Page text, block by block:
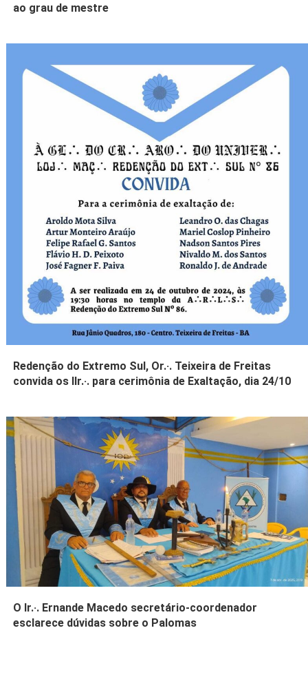
ao grau de mestre
Redenção do Extremo Sul, Or.·. Teixeira de Freitas
convida os IIr.·. para cerimônia de Exaltação, dia 24/10
O Ir.·. Ernande Macedo secretário-coordenador
esclarece dúvidas sobre o Palomas